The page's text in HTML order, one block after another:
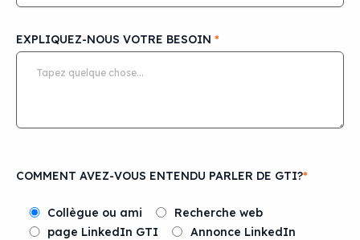
EXPLIQUEZ-NOUS VOTRE BESOIN *
COMMENT AVEZ-VOUS ENTENDU PARLER DE GTI?*
Collègue ou ami
Recherche web
page LinkedIn GTI
Annonce LinkedIn